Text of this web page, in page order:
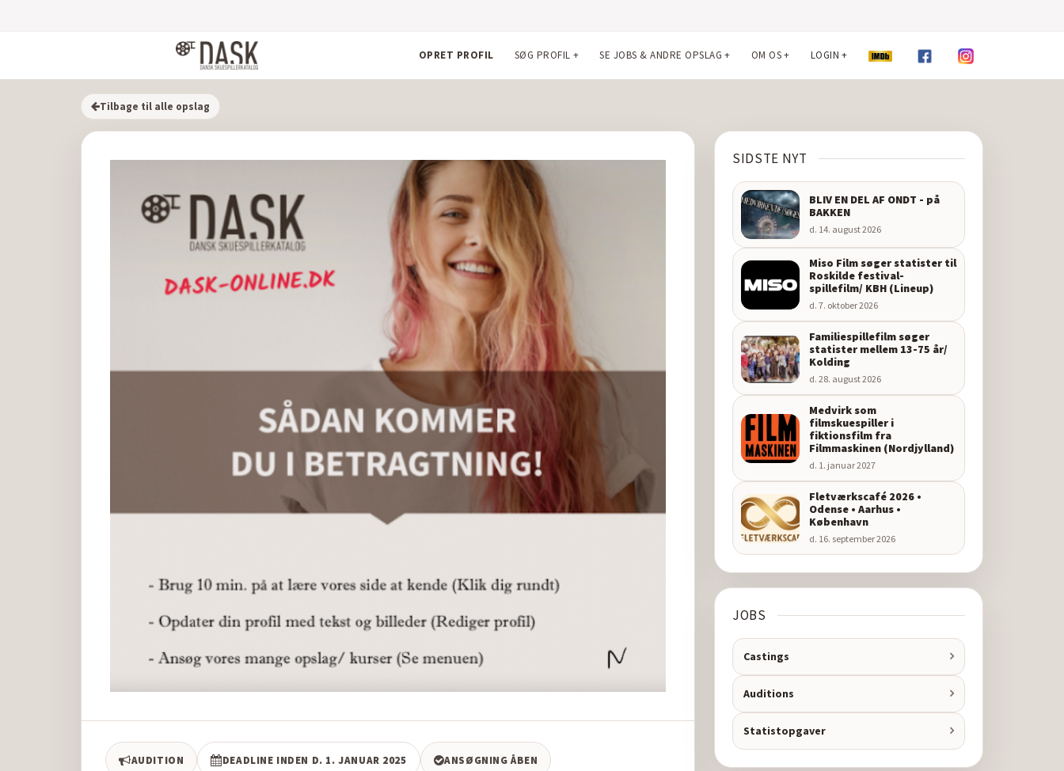
OPRET PROFIL SØG PROFIL + SE JOBS & ANDRE OPSLAG + OM OS+ LOGIN +
Tilbage til alle opslag
AUDITION DEADLINE INDEN D. 1. JANUAR 2025 ANSØGNING ÅBEN
SIDSTE NYT
BLIV EN DEL AF ONDT - på
BAKKEN
d. 14. august 2026
Miso Film søger statister til
Roskilde festival-
spillefilm/ KBH (Lineup)
d. 7. oktober 2026
Familiespillefilm søger
statister mellem 13-75 år/
Kolding
d. 28. august 2026
Medvirk som
filmskuespiller i
fiktionsfilm fra
Filmmaskinen (Nordjylland)
d. 1. januar 2027
Fletværkscafé 2026 •
Odense • Aarhus •
København
d. 16. september 2026
JOBS
Castings
Auditions
Statistopgaver